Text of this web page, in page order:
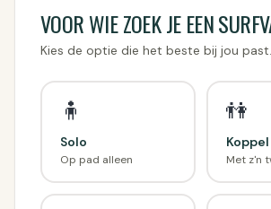
VOOR WIE ZOEK JE EEN
Kies de optie die het beste bij jou past.
🧍
Solo
Op pad alleen
👫
Koppel
Met z'n